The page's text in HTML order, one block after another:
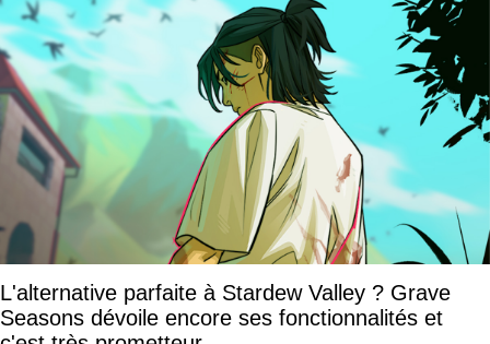
L'alternative parfaite à Stardew Valley ? Grave
Seasons dévoile encore ses fonctionnalités et